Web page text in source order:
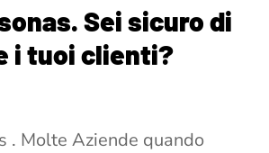
Sei sicuro di
i tuoi clienti?
. Molte Aziende quando